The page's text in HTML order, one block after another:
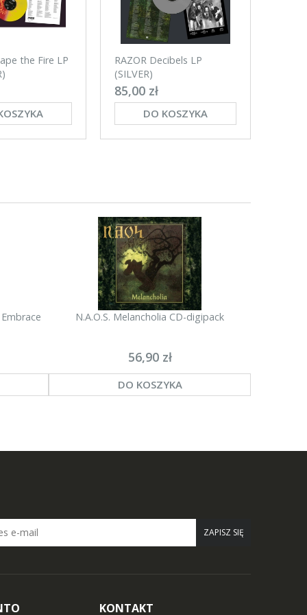
the Fire LP
RAZOR Decibels LP
(SILVER)
85,00 zł
DO KOSZYKA
N.A.O.S. Melancholia CD-digipack
56,90 zł
DO KOSZYKA
ZAPISZ SIĘ
KONTAKT